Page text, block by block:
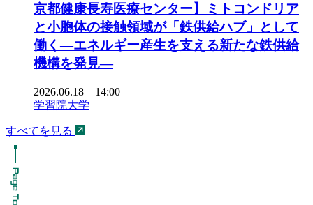
京都健康長寿医療センター】ミトコンドリア
と小胞体の接触領域が「鉄供給ハブ」として
働く―エネルギー産生を支える新たな鉄供給
機構を発見―
2026.06.18 14:00
学習院大学
すべてを見る